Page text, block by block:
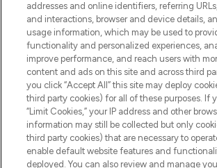
Cookie-toestemming
Do Not Sell or Share My
Information
HELP & INFORMATIE
BEDRIJFSINFORMATIE
addresses and online identifiers, referring
and interactions, browser and device details,
usage information, which may be used to
functionality and personalized experiences,
improve performance, and reach users with
content and ads on this site and across third
you click “Accept All” this site may deploy
third party cookies) for all of these purposes. If
“Limit Cookies,” your IP address and other
information may still be collected but only
third party cookies) that are necessary to
enable default website features and
deployed. You can also review and manage